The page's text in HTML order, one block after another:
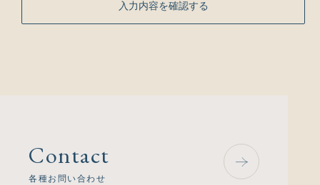
(3)共同して利用する者の利用目的
Contact
各種お問い合わせ